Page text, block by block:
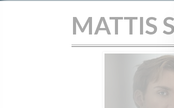
MATTIS